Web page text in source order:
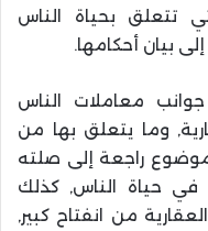
تتعلق بحياة الناس
بيان أحكامها.
معاملات الناس
وما يتعلق بها من
راجعة إلى صلته
في حياة الناس, كذلك
من انفتاح كبير,